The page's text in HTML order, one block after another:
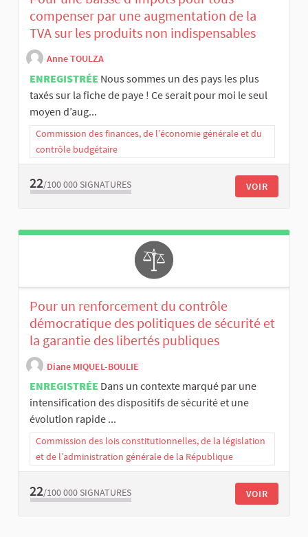
compenser par une augmentation de la
TVA sur les produits non indispensables
Anne TOULZA
ENREGISTRÉE Nous sommes un des pays les plus
taxés sur la fiche de paye ! Ce serait pour moi le seul
moyen d’aug...
Commission des finances, de l’économie générale et du
contrôle budgétaire
22/100 000 SIGNATURES VOIR
Pour un renforcement du contrôle
démocratique des politiques de sécurité et
la garantie des libertés publiques
Diane MIQUEL-BOULIE
ENREGISTRÉE Dans un contexte marqué par une
intensification des dispositifs de sécurité et une
évolution rapide ...
Commission des lois constitutionnelles, de la législation
et de l’administration générale de la République
22/100 000 SIGNATURES VOIR